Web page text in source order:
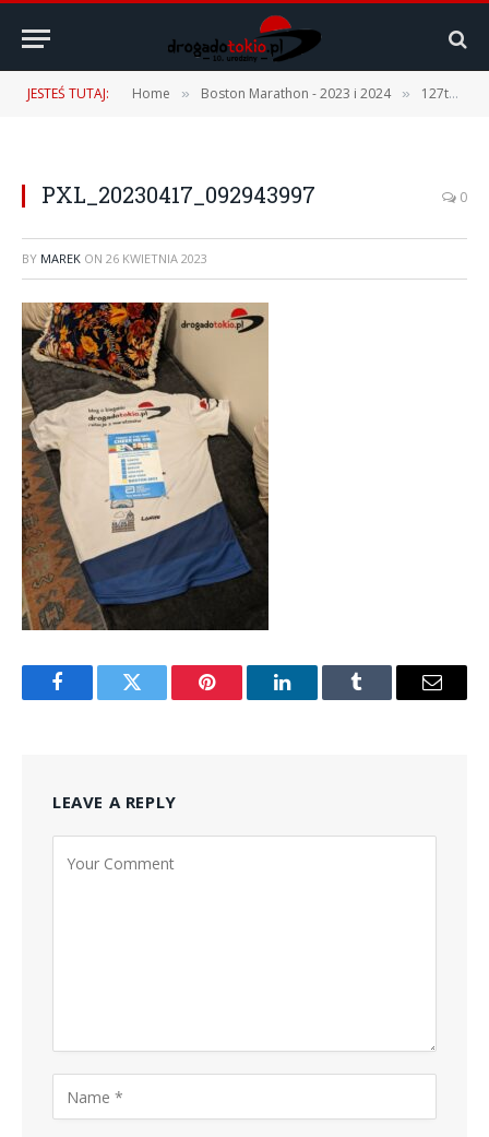
JESTEŚ TUTAJ: Home » Boston Marathon - 2023 i 2024 » 127th Boston Marathon – 17.04.2023 r. [1 część – Podróż, Expo, Fan Fest]
PXL_20230417_092943997 0
BY MAREK ON 26 KWIETNIA 2023
FacebookTwitter Pinterest LinkedInTumblr Email
LEAVE A REPLY